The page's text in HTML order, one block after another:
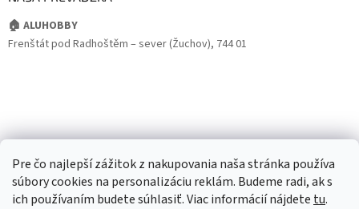
Pre čo najlepší zážitok z nakupovania naša stránka používa
súbory cookies na personalizáciu reklám. Budeme radi, ak s
ich používaním budete súhlasiť. Viac informácií nájdete tu.
🏠 ALUHOBBY
Frenštát pod Radhoštěm – sever (Žuchov), 744 01